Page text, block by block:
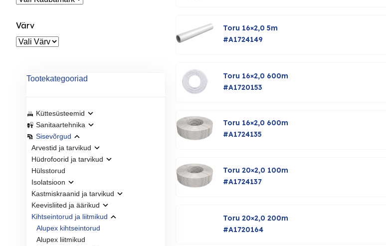
Värv
Tootekategooriad
Küttesüsteemid
Sanitaartehnika
Sisevõrgud
Arvestid ja tarvikud
Hüdrofoorid ja tarvikud
Hülsstorud
Isolatsioon
Kastmiskraanid ja tarvikud
Keevisliited ja äärikud
Kihtseintorud ja liitmikud
Alupex kihtseintorud
Alupex liitmikud
Toru 16×2,0 5m
#A1724149
Toru 16×2,0 600m
#A1720153
Toru 16×2,0 600m
#A1724135
Toru 20×2,0 100m
#A1724137
Toru 20×2,0 200m
#A1720164